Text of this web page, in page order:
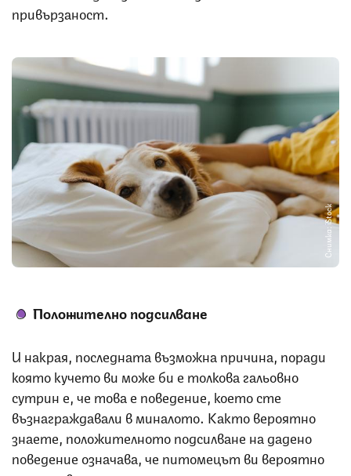
привързаност.
Снимка: iStock
Положително подсилване
И накрая, последната възможна причина, поради
която кучето ви може би е толкова гальовно
сутрин е, че това е поведение, което сте
възнаграждавали в миналото. Както вероятно
знаете, положителното подсилване на дадено
поведение означава, че питомецът ви вероятно